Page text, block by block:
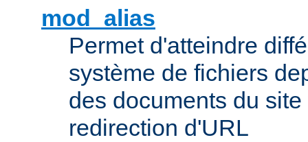
mod_alias
Permet d'atteindre
système de fichiers
des documents du
redirection d'URL